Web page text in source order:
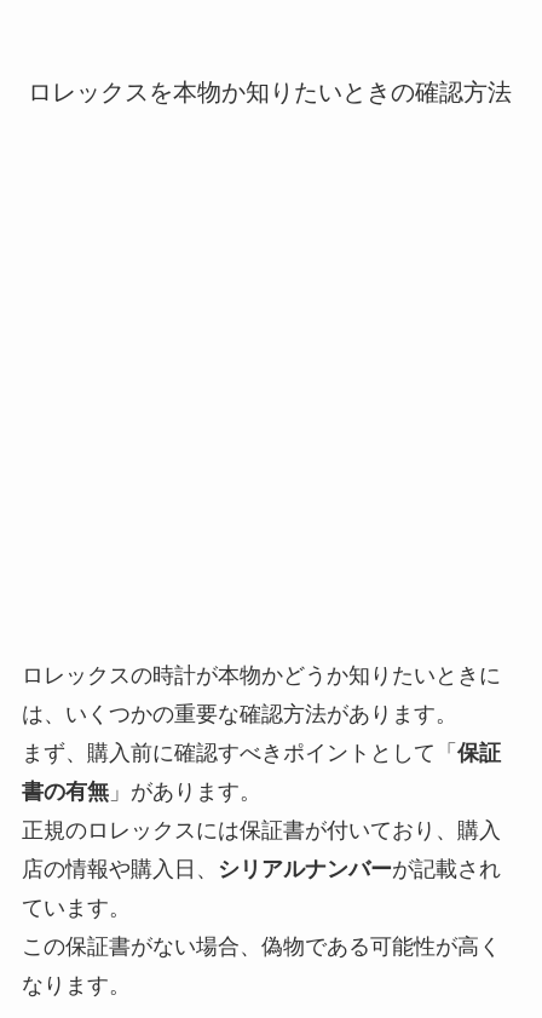
ロレックスを本物か知りたいときの確認方法
ロレックスの時計が本物かどうか知りたいときに
は、いくつかの重要な確認方法があります。
まず、購入前に確認すべきポイントとして「 保証
書の有無」があります。
正規のロレックスには保証書が付いており、購入
店の情報や購入日、
シリアルナンバーが記載され
ています。
この保証書がない場合、偽物である可能性が高く
なります。